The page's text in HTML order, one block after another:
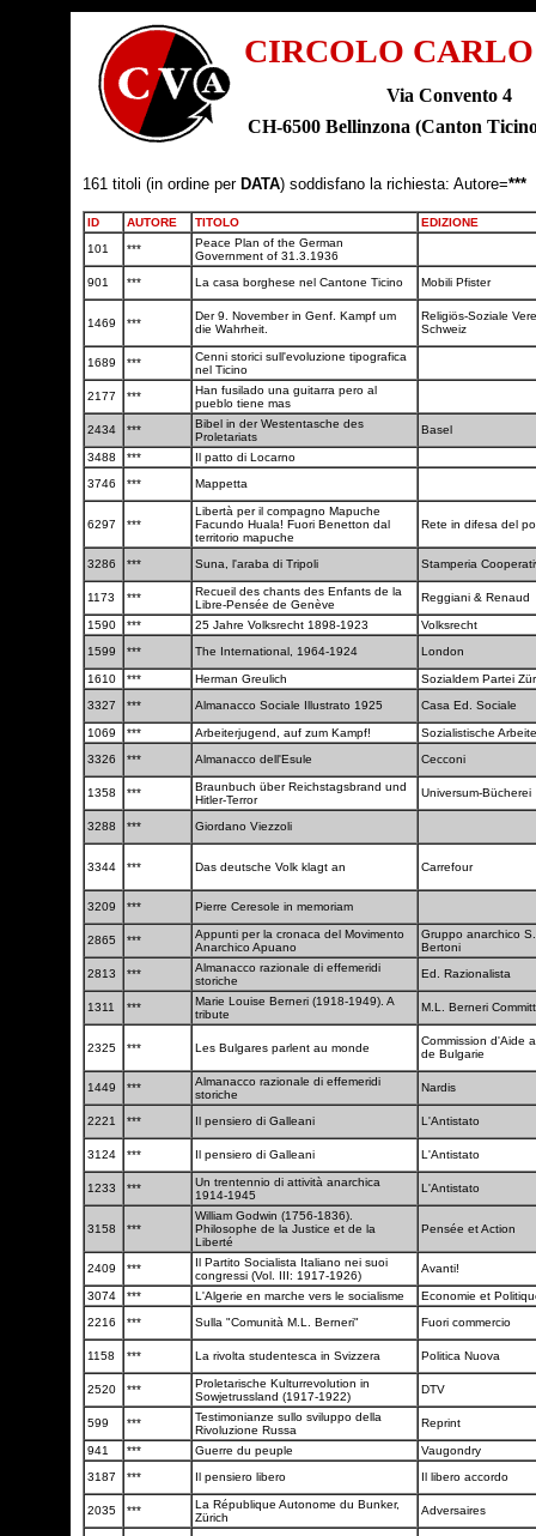
CIRCOLO
Via Convento 4
CH-6500 Bellinzona (Canton
161 titoli (in ordine per DATA) soddisfano la richiesta: Autore=***
ID AUTORE TITOLO
EDIZIONE
101
***
Peace Plan of the German
Government of 31.3.1936
901
*** La casa borghese nel Cantone Ticino Mobili Pfister
1469 ***
Der 9. November in Genf. Kampf um
die Wahrheit.
Religiös-Soziale
Schweiz
1689 ***
Cenni storici sull'evoluzione tipografica
nel Ticino
2177
***
Han fusilado una guitarra pero al
pueblo tiene mas
2434
***
Bibel in der Westentasche des
Proletariats
Basel
3488 ***
Il patto di Locarno
3746
*** Mappetta
6297 ***
Libertà per il compagno Mapuche
Facundo Huala! Fuori Benetton dal
territorio mapuche
Rete in difesa del
3286 *** Suna, l'araba di Tripoli Stamperia
1173 ***
Recueil des chants des Enfants de la
Libre-Pensée de Genève
Reggiani & Renaud
1590 *** 25 Jahre Volksrecht 1898-1923
Volksrecht
1599
*** The International, 1964-1924 London
1610 *** Herman Greulich
Sozialdem Partei
3327
*** Almanacco Sociale Illustrato 1925 Casa Ed. Sociale
1069 *** Arbeiterjugend, auf zum Kampf!
Sozialistische
3326
*** Almanacco dell'Esule Cecconi
1358 ***
Braunbuch über Reichstagsbrand und
Hitler-Terror
Universum-Bücherei
3288 *** Giordano Viezzoli
3344 *** Das deutsche Volk klagt an Carrefour
3209 *** Pierre Ceresole in memoriam
2865 ***
Appunti per la cronaca del Movimento
Anarchico Apuano
Gruppo anarchico
Bertoni
2813
***
Almanacco razionale di effemeridi
storiche
Ed. Razionalista
1311 ***
Marie Louise Berneri (1918-1949). A
tribute
M.L. Berneri
2325 *** Les Bulgares parlent au monde
Commission d'Aide
de Bulgarie
1449 ***
Almanacco razionale di effemeridi
storiche
Nardis
2221 *** Il pensiero di Galleani L'Antistato
3124 *** Il pensiero di Galleani L'Antistato
1233 ***
Un trentennio di attività anarchica
1914-1945
L'Antistato
3158 ***
William Godwin (1756-1836).
Philosophe de la Justice et de la
Liberté
Pensée et Action
2409 ***
Il Partito Socialista Italiano nei suoi
congressi (Vol. III: 1917-1926)
Avanti!
3074 *** L'Algerie en marche vers le socialisme
Economie et
2216
*** Sulla "Comunità M.L. Berneri" Fuori commercio
1158 *** La rivolta studentesca in Svizzera Politica Nuova
2520 ***
Proletarische Kulturrevolution in
Sowjetrussland (1917-1922)
DTV
599 ***
Testimonianze sullo sviluppo della
Rivoluzione Russa
Reprint
941 *** Guerre du peuple
Vaugondry
3187
*** Il pensiero libero Il libero accordo
2035 ***
La République Autonome du Bunker,
Zürich
Adversaires